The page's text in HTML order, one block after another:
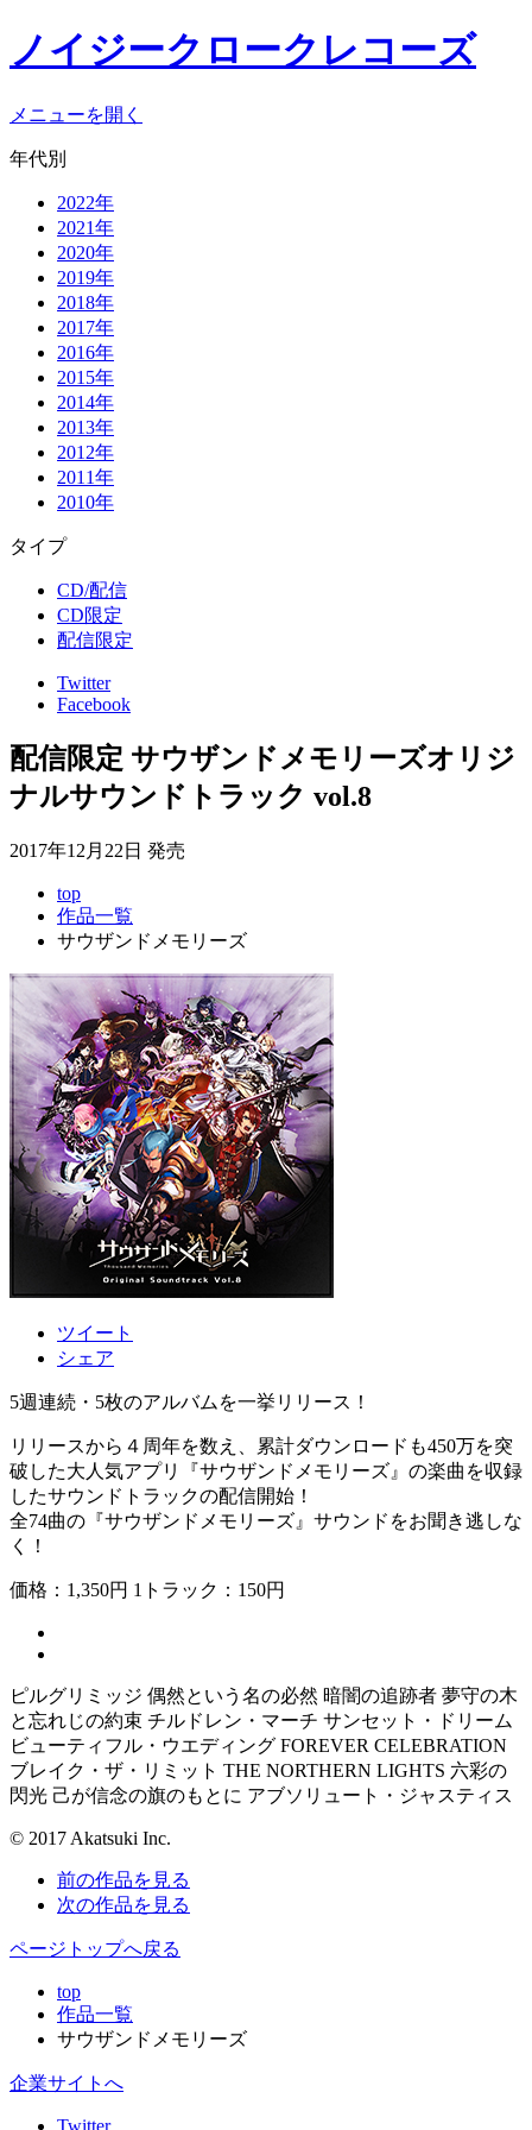
ノイジークロークレコーズ
メニューを開く
年代別
2022年
2021年
2020年
2019年
2018年
2017年
2016年
2015年
2014年
2013年
2012年
2011年
2010年
タイプ
CD/配信
CD限定
配信限定
Twitter
Facebook
配信限定 サウザンドメモリーズオリジ
ナルサウンドトラック vol.8
2017年12月22日 発売
top
作品一覧
サウザンドメモリーズ
ツイート
シェア
5週連続・5枚のアルバムを一挙リリース！
リリースから４周年を数え、累計ダウンロードも450万を突
破した大人気アプリ『サウザンドメモリーズ』の楽曲を収録
したサウンドトラックの配信開始！
全74曲の『サウザンドメモリーズ』サウンドをお聞き逃しな
く！
価格：1,350円 1トラック：150円
ピルグリミッジ 偶然という名の必然 暗闇の追跡者 夢守の木
と忘れじの約束 チルドレン・マーチ サンセット・ドリーム
ビューティフル・ウエディング FOREVER CELEBRATION
ブレイク・ザ・リミット THE NORTHERN LIGHTS 六彩の
閃光 己が信念の旗のもとに アブソリュート・ジャスティス
© 2017 Akatsuki Inc.
前の作品を見る
次の作品を見る
ページトップへ戻る
top
作品一覧
サウザンドメモリーズ
企業サイトへ
Twitter